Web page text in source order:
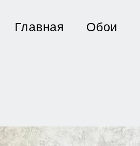
Главная Обои